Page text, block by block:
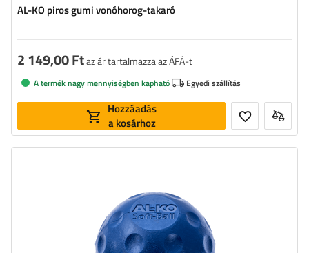
AL-KO piros gumi vonóhorog-takaró
2 149,00 Ftaz ár tartalmazza az ÁFÁ-t
A termék nagy mennyiségben kapható Egyedi szállítás
Hozzáadás
a kosárhoz